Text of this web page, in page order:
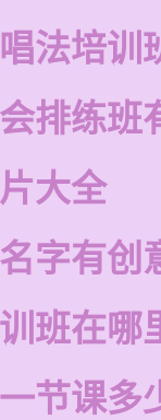
法培训
排练班
大全
字有创
班在哪
节课多